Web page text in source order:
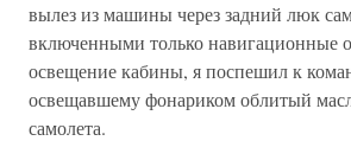
вылез из машины через задний люк
включенными только навигационные
освещение кабины, я поспешил к
освещавшему фонариком облитый
самолета.